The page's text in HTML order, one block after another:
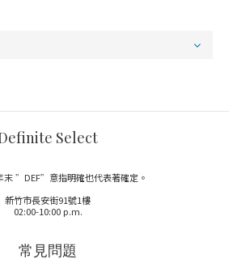
Select
末 ”DEF”意指明確也代表著確定。
新竹市長安街91號1樓
02:00-10:00 p.m.
常見問題